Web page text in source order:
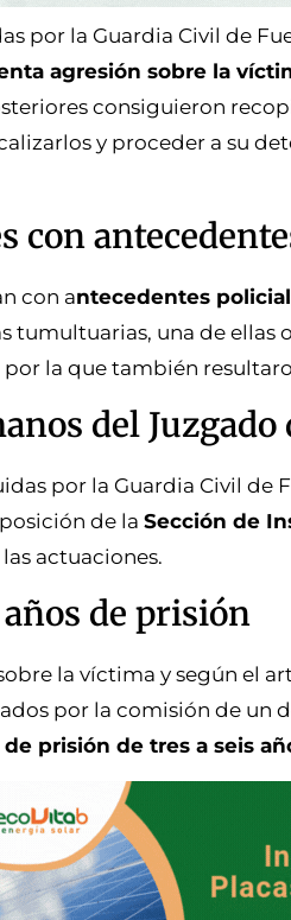
por la Guardia Civil de
agresión sobre la
consiguieron
y proceder a su
con
con antecedentes
una de ellas
la que también
del
por la Guardia Civil de
de la Sección de
actuaciones.
años de prisión
la víctima y según el
por la comisión de un
de prisión de tres a seis